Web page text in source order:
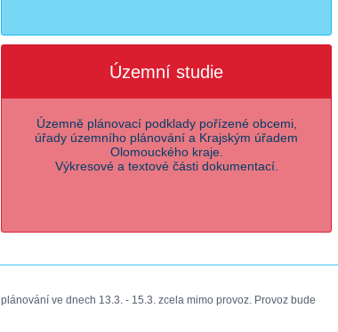
Územní studie
Územně plánovací podklady pořízené obcemi,
úřady územního plánování a Krajským úřadem
Olomouckého kraje.
Výkresové a textové části dokumentací.
ve dnech 13.3. - 15.3. zcela mimo provoz. Provoz bude